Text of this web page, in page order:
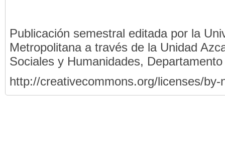
Publicación semestral editada por la
Metropolitana a través de la Unidad
Sociales y Humanidades,
http://creativecommons.org/licenses/by-